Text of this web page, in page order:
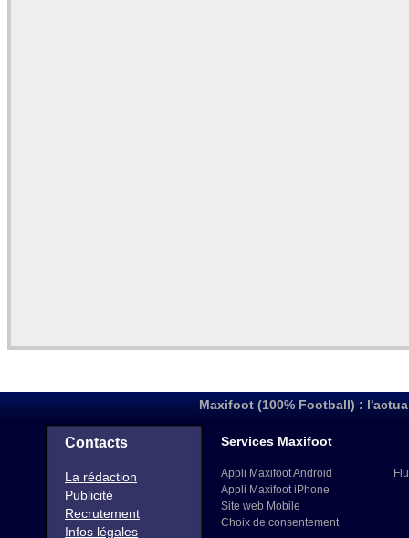
Maxifoot (100% Football) :
Contacts
La rédaction
Publicité
Recrutement
Infos légales
Services Maxifoot
Appli Maxifoot Android
Appli Maxifoot iPhone
Site web Mobile
Choix de consentement